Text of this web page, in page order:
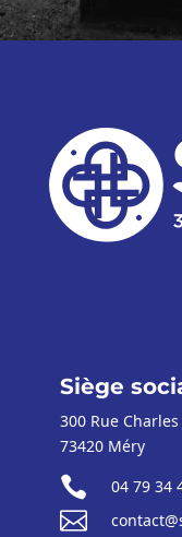
Siège
300 Rue
73420 Méry
 04 79 34
